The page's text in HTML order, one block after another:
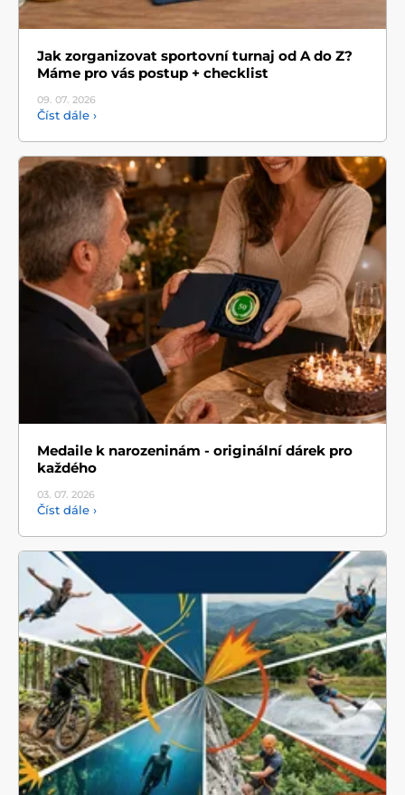
Jak zorganizovat sportovní turnaj od A do Z?
Máme pro vás postup + checklist
09. 07. 2026
Číst dále ›
Medaile k narozeninám - originální dárek pro
každého
03. 07. 2026
Číst dále ›